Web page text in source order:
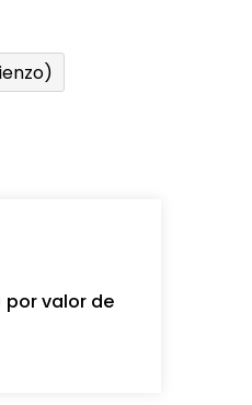
por valor de